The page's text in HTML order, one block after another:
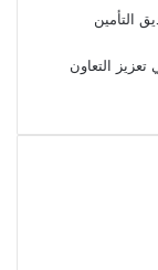
التأمين
تعزيز التعاون